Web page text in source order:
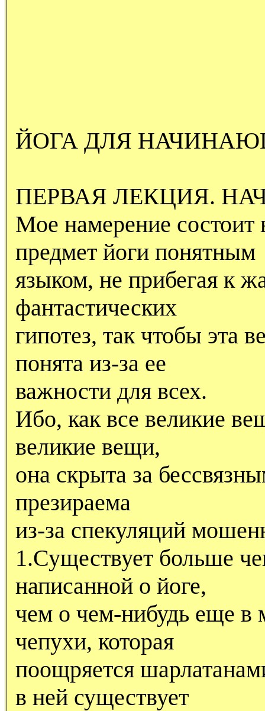
ЙОГА ДЛЯ
ПЕРВАЯ ЛЕКЦИЯ.
Мое намерение состоит
предмет йоги понятным
языком, не прибегая к
фантастических
гипотез, так чтобы эта
понята из-за ее
важности для всех.
Ибо, как все великие
великие вещи,
она скрыта за
презираема
из-за спекуляций
1.Существует больше
написанной о йоге,
чем о чем-нибудь еще в
чепухи, которая
поощряется
в ней существует